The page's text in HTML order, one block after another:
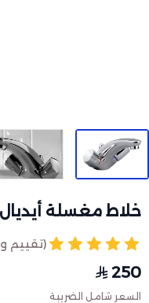
خلاط مغسلة
(تقييم
250
السعر شامل الضريبة